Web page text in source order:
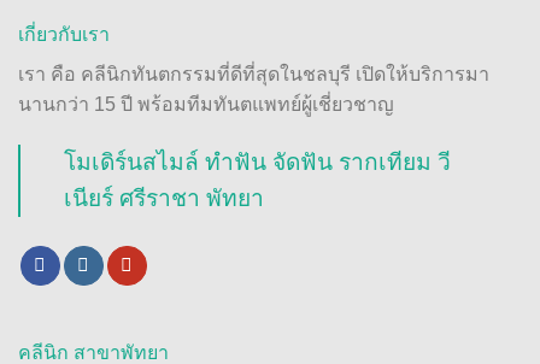
เกี่ยวกับเรา
เรา คือ คลีนิกทันตกรรมที่ดีที่สุดในชลบุรี เปิดให้บริการมา
นานกว่า 15 ปี พร้อมทีมทันตแพทย์ผู้เชี่ยวชาญ
โมเดิร์นสไมล์ ทำฟัน จัดฟัน รากเทียม วี
เนียร์ ศรีราชา พัทยา
คลีนิก สาขาพัทยา